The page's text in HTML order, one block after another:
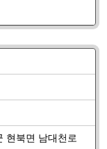
현북면 남대천로